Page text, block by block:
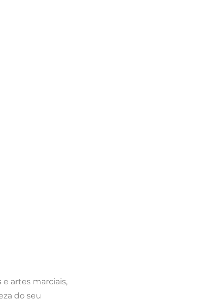
artes marciais,
do seu